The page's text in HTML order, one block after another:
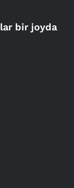
bir joyda